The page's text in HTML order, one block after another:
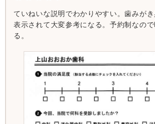
ていねいな説明でわかりやすい。歯みが
表示されて大変参考になる。予約制なの
る。